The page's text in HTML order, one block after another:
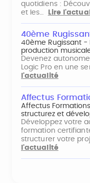
quotidiens :
et les…
Lire
40ème
40ème Rugissant -
production
Devenez
Logic Pro en une
l'actualité
Affectus
Affectus
structurez et
Développez votre
formation
structurer votre
l'actualité